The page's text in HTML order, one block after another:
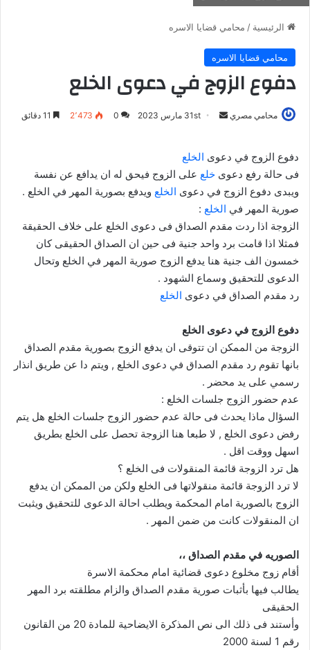
الرئيسية / محامي قضايا الاسره
محامي قضايا الاسره
دفوع الزوج في دعوى الخلع
محامي مصري
أرسل 31st مارس 2023 0 2٬473
دفوع الزوج في دعوى الخلع
فى حالة رفع دعوى خلع على الزوج فيحق له ان يدافع عن نفسة
ويبدى دفوع الزوج في دعوى الخلع ويدفع بصورية المهر في الخلع .
صورية المهر في الخلع :
الزوجة اذا ردت مقدم الصداق فى دعوى الخلع على خلاف الحقيقة
فمثلا اذا قامت برد واحد جنية فى حين ان الصداق الحقيقى كان
خمسون الف جنية هنا يدفع الزوج صورية المهر في الخلع وتحال
الدعوى للتحقيق وسماع الشهود .
رد مقدم الصداق في دعوى الخلع
دفوع الزوج في دعوى الخلع
الزوجة من الممكن ان تتوقى ان يدفع الزوج بصورية مقدم الصداق
بانها تقوم رد مقدم الصداق في دعوى الخلع , ويتم دا عن طريق انذار
رسمي على يد محضر .
عدم حضور الزوج جلسات الخلع :
السؤال ماذا يحدث فى حالة عدم حضور الزوج جلسات الخلع هل يتم
رفض دعوى الخلع , لا طبعا هنا الزوجة تحصل على الخلع بطريق
اسهل ووقت اقل .
هل ترد الزوجة قائمة المنقولات فى الخلع ؟
لا ترد الزوجة قائمة منقولاتها فى الخلع ولكن من الممكن ان يدفع
الزوج بالصورية امام المحكمة ويطلب احالة الدعوى للتحقيق ويثبت
ان المنقولات كانت من ضمن المهر .
الصوريه في مقدم الصداق ،،
أقام زوج مخلوع دعوى قضائية امام محكمة الاسرة
يطالب فيها بأثبات صورية مقدم الصداق والزام مطلقته برد المهر
الحقيقى
وأستند فى ذلك الى نص المذكرة الايضاحية للمادة 20 من القانون
رقم 1 لسنة 2000